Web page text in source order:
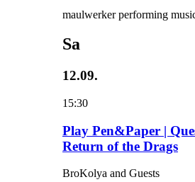
maulwerker performing
Sa
12.09.
15:30
Play Pen&Paper |
Return of the Drags
BroKolya and Guests